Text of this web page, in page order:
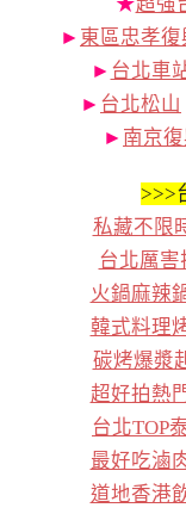
► 東區忠孝復
► 台北車
► 台北松山
► 南京
>>>
私藏不限
台北厲害
火鍋麻辣
韓式料理
碳烤爆漿
超好拍熱
台北TOP
最好吃滷
道地香港